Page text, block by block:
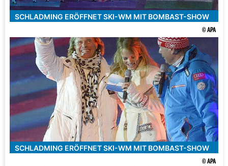
SCHLADMING ERÖFFNET SKI-WM MIT BOMBAST-SHOW
© APA
SCHLADMING ERÖFFNET SKI-WM MIT BOMBAST-SHOW
© APA